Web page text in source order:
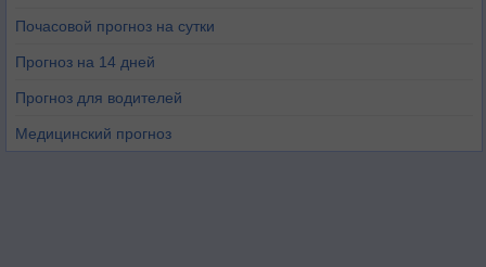
Почасовой прогноз на сутки
Прогноз на 14 дней
Прогноз для водителей
Медицинский прогноз